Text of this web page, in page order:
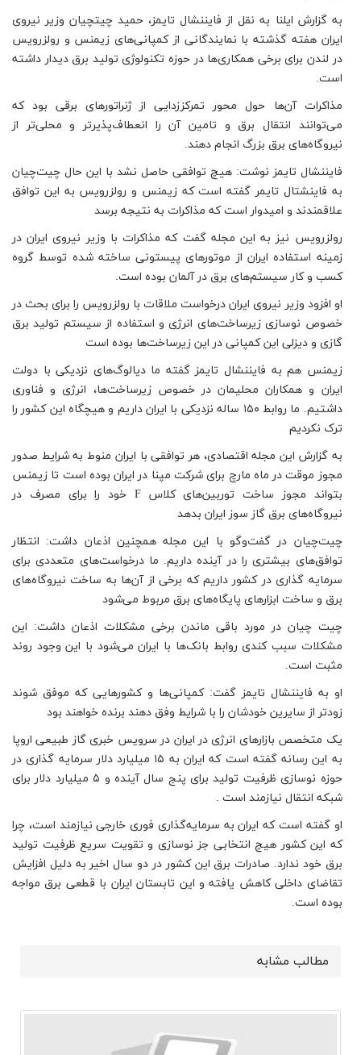
به گزارش ایلنا به نقل از فایننشال تایمز، حمید چیتچیان وزیر نیروی
ایران هفته گذشته با نمایندگانی از کمپانی‌های زیمنس و رولزرویس
در لندن برای برخی همکاری‌ها در حوزه تکنولوژی تولید برق دیدار داشته
است.
مذاکرات آن‌ها حول محور تمرکززدایی از ژنراتور‌های برقی بود که
می‌توانند انتقال برق و تامین آن را انعطاف‌پذیر‌تر و محلی‌تر از
نیروگاه‌های برق بزرگ انجام دهند.
فایننشال تایمز نوشت: هیچ توافقی حاصل نشد با این حال چیت‌چیان
به فاینشتال تایمر گفته است که زیمنس و رولزرویس به این توافق
علاقمند‌ند و امیدوار است که مذاکرات به نتیجه برسد
رولزرویس نیز به این مجله گفت که مذاکرات با وزیر نیروی ایران در
زمینه استفاده ایران از موتورهای پیستونی ساخته شده توسط گروه
کسب و کار سیستم‌های برق در آلمان بوده است.
او افزود وزیر نیروی ایران درخواست ملاقات با رولزرویس را برای بحث در
خصوص نوسازی زیرساخت‌های انرژی و استفاده از سیستم تولید برق
گازی و دیزلی این کمپانی در این زیرساخت‌ها بوده است
زیمنس هم به فایننشال تایمز گفته ما دیالوگ‌های نزدیکی با دولت
ایران و همکاران محلیمان در خصوص زیرساخت‌ها، انرژی و فناوری
داشتیم. ما روابط ۱۵۰ ساله نزدیکی با ایران داریم و هیچگاه این کشور را
ترک نکردیم
به گزارش این مجله اقتصادی، هر توافقی با ایران منوط به شرایط صدور
مجوز موقت در ماه مارچ برای شرکت مپنا در ایران بوده است تا زیمنس
بتواند مجوز ساخت توربین‌های کلاس F خود را برای مصرف در
نیروگاه‌های برق گاز سوز ایران بدهد
چیت‌چیان در گفت‌و‌گو با این مجله همچنین اذعان داشت: انتظار
توافق‌های بیشتری را در آینده داریم. ما درخواست‌های متعددی برای
سرمایه گذاری در کشور داریم که برخی از آن‌ها به ساخت نیروگاه‌های
برق و ساخت ابزارهای پایگاه‌های برق مربوط می‌شود
چیت چیان در مورد باقی ماندن برخی مشکلات اذعان داشت: این
مشکلات سبب کندی روابط بانک‌ها با ایران می‌شود با این وجود روند
مثبت است.
او به فایننشال تایمز گفت: کمپانی‌ها و کشورهایی که موفق شوند
زود‌تر از سایرین خودشان را با شرایط وفق دهند برنده خواهند بود
یک متخصص بازارهای انرژی در ایران در سرویس خبری گاز طبیعی اروپا
به این رسانه گفته است که ایران به ۱۵ میلیارد دلار سرمایه گذاری در
حوزه نوسازی ظرفیت تولید برای پنج سال آینده و ۵ میلیارد دلار برای
شبکه انتقال نیازمند است .
او گفته است که ایران به سرمایه‌گذاری فوری خارجی نیازمند است، چرا
که این کشور هیچ انتخابی جز نوسازی و تقویت سریع ظرفیت تولید
برق خود ندارد. صادرات برق این کشور در دو سال اخیر به دلیل افزایش
تقاضای داخلی کاهش یافته و این تابستان ایران با قطعی برق مواجه
بوده است.
مطالب مشابه